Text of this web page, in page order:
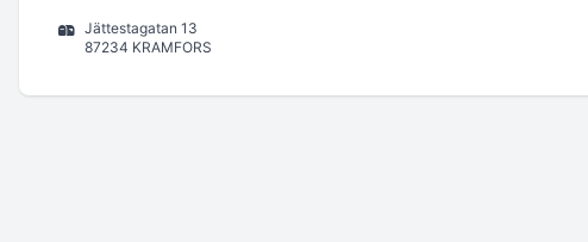
Jättestagatan 13
87234 KRAMFORS